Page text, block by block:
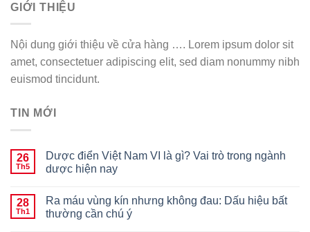
GIỚI THIỆU
Nội dung giới thiệu về cửa hàng …. Lorem ipsum dolor sit
amet, consectetuer adipiscing elit, sed diam nonummy nibh
euismod tincidunt.
TIN MỚI
26
Th5
Dược điển Việt Nam VI là gì? Vai trò trong ngành
dược hiện nay
28
Th1
Ra máu vùng kín nhưng không đau: Dấu hiệu bất
thường cần chú ý